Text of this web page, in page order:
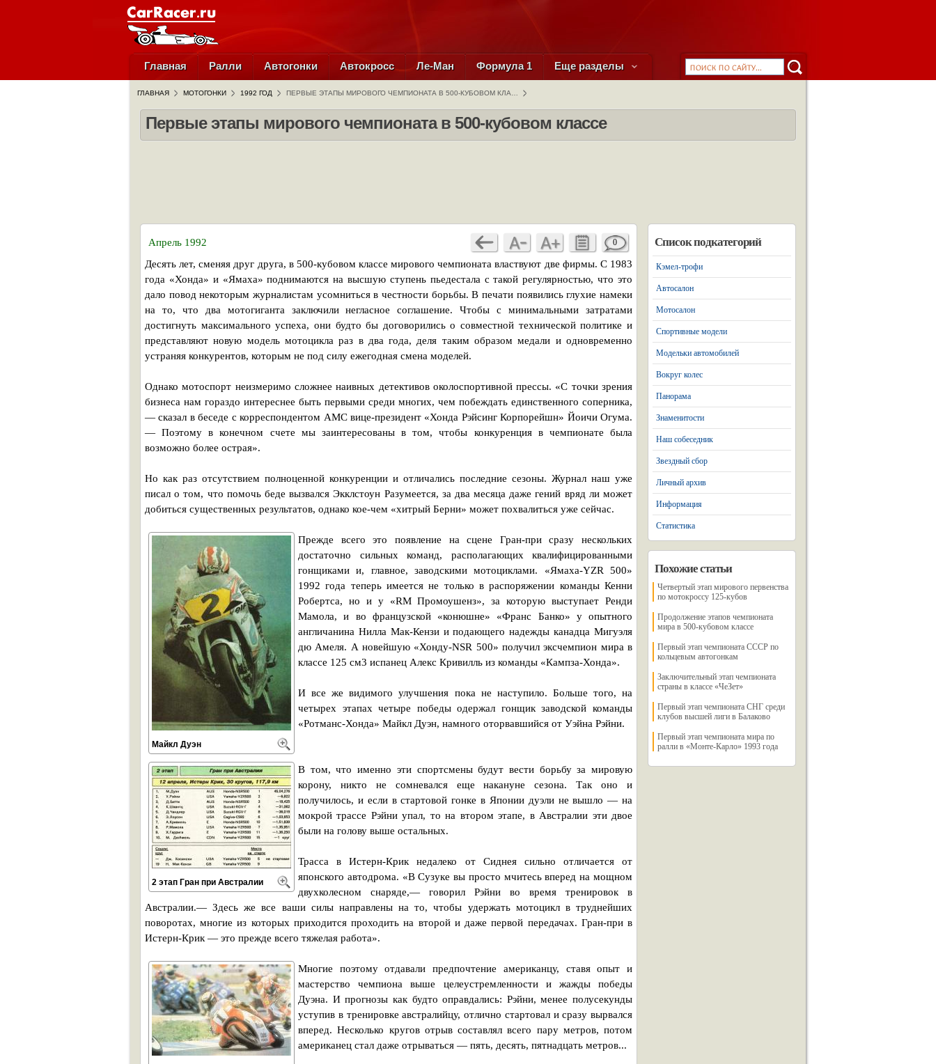
Главная Ралли Автогонки Автокросс Ле-Ман Формула 1 Еще разделы
ГЛАВНАЯ МОТОГОНКИ 1992 ГОД ПЕРВЫЕ ЭТАПЫ МИРОВОГО ЧЕМПИОНАТА В 500-КУБОВОМ КЛА…
Первые этапы мирового чемпионата в 500-кубовом классе
Апрель 1992 0
Десять лет, сменяя друг друга, в 500-кубовом классе мирового чемпионата властвуют две фирмы. С 1983
года «Хонда» и «Ямаха» поднимаются на высшую ступень пьедестала с такой регулярностью, что это
дало повод некоторым журналистам усомниться в честности борьбы. В печати появились глухие намеки
на то, что два мотогиганта заключили негласное соглашение. Чтобы с минимальными затратами
достигнуть максимального успеха, они будто бы договорились о совместной технической политике и
представляют новую модель мотоцикла раз в два года, деля таким образом медали и одновременно
устраняя конкурентов, которым не под силу ежегодная смена моделей.
Однако мотоспорт неизмеримо сложнее наивных детективов околоспортивной прессы. «С точки зрения
бизнеса нам гораздо интереснее быть первыми среди многих, чем побеждать единственного соперника,
— сказал в беседе с корреспондентом АМС вице-президент «Хонда Рэйсинг Корпорейшн» Йоичи Огума.
— Поэтому в конечном счете мы заинтересованы в том, чтобы конкуренция в чемпионате была
возможно более острая».
Но как раз отсутствием полноценной конкуренции и отличались последние сезоны. Журнал наш уже
писал о том, что помочь беде вызвался Экклстоун Разумеется, за два месяца даже гений вряд ли может
добиться существенных результатов, однако кое-чем «хитрый Берни» может похвалиться уже сейчас.
Майкл Дуэн
Прежде всего это появление на сцене Гран-при сразу нескольких
достаточно сильных команд, располагающих квалифицированными
гонщиками и, главное, заводскими мотоциклами. «Ямаха-YZR 500»
1992 года теперь имеется не только в распоряжении команды Кенни
Робертса, но и у «RM Промоушенз», за которую выступает Ренди
Мамола, и во французской «конюшне» «Франс Банко» у опытного
англичанина Нилла Мак-Кензи и подающего надежды канадца Мигуэля
дю Амеля. А новейшую «Хонду-NSR 500» получил эксчемпион мира в
классе 125 см3 испанец Алекс Кривилль из команды «Кампза-Хонда».
И все же видимого улучшения пока не наступило. Больше того, на
четырех этапах четыре победы одержал гонщик заводской команды
«Ротманс-Хонда» Майкл Дуэн, намного оторвавшийся от Уэйна Рэйни.
2 этап Гран при Австралии
В том, что именно эти спортсмены будут вести борьбу за мировую
корону, никто не сомневался еще накануне сезона. Так оно и
получилось, и если в стартовой гонке в Японии дуэли не вышло — на
мокрой трассе Рэйни упал, то на втором этапе, в Австралии эти двое
были на голову выше остальных.
Трасса в Истерн-Крик недалеко от Сиднея сильно отличается от
японского автодрома. «В Сузуке вы просто мчитесь вперед на мощном
двухколесном снаряде,— говорил Рэйни во время тренировок в
Австралии.— Здесь же все ваши силы направлены на то, чтобы удержать мотоцикл в труднейших
поворотах, многие из которых приходится проходить на второй и даже первой передачах. Гран-при в
Истерн-Крик — это прежде всего тяжелая работа».
Многие поэтому отдавали предпочтение американцу, ставя опыт и
мастерство чемпиона выше целеустремленности и жажды победы
Дуэна. И прогнозы как будто оправдались: Рэйни, менее полусекунды
уступив в тренировке австралийцу, отлично стартовал и сразу вырвался
вперед. Несколько кругов отрыв составлял всего пару метров, потом
американец стал даже отрываться — пять, десять, пятнадцать метров...
Список подкатегорий
Кэмел-трофи
Автосалон
Мотосалон
Спортивные модели
Модельки автомобилей
Вокруг колес
Панорама
Знаменитости
Наш собеседник
Звездный сбор
Личный архив
Информация
Статистика
Похожие статьи
Четвертый этап мирового первенства
по мотокроссу 125-кубов
Продолжение этапов чемпионата
мира в 500-кубовом классе
Первый этап чемпионата СССР по
кольцевым автогонкам
Заключительный этап чемпионата
страны в классе «ЧеЗет»
Первый этап чемпионата СНГ среди
клубов высшей лиги в Балаково
Первый этап чемпионата мира по
ралли в «Монте-Карло» 1993 года